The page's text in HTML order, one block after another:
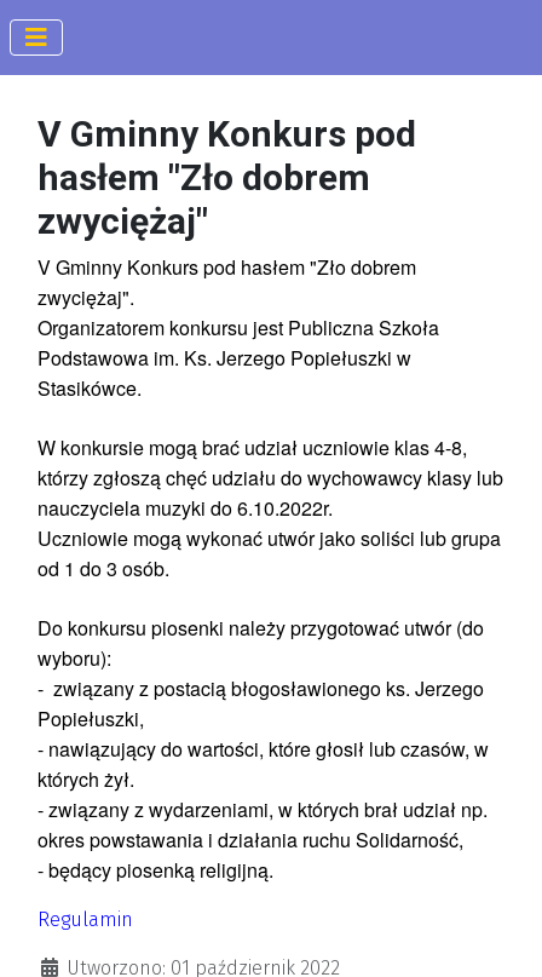
V Gminny Konkurs pod
hasłem "Zło dobrem
zwyciężaj"
V Gminny Konkurs pod hasłem "Zło dobrem
zwyciężaj".
Organizatorem konkursu jest Publiczna Szkoła
Podstawowa im. Ks. Jerzego Popiełuszki w
Stasikówce.
W konkursie mogą brać udział uczniowie klas 4-8,
którzy zgłoszą chęć udziału do wychowawcy klasy lub
nauczyciela muzyki do 6.10.2022r.
Uczniowie mogą wykonać utwór jako soliści lub grupa
od 1 do 3 osób.
Do konkursu piosenki należy przygotować utwór (do
wyboru):
- związany z postacią błogosławionego ks. Jerzego
Popiełuszki,
- nawiązujący do wartości, które głosił lub czasów, w
których żył.
- związany z wydarzeniami, w których brał udział np.
okres powstawania i działania ruchu Solidarność,
- będący piosenką religijną.
Regulamin
Utworzono: 01 październik 2022